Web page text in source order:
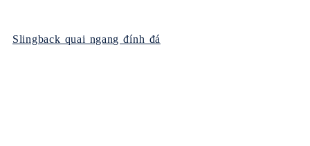
Slingback quai ngang đính đá